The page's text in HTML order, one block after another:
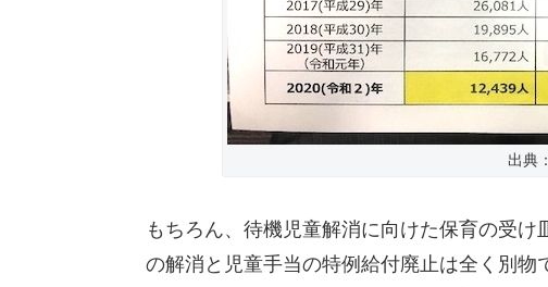
出典
もちろん、待機児童解消に向けた保育の受
の解消と児童手当の特例給付廃止は全く別